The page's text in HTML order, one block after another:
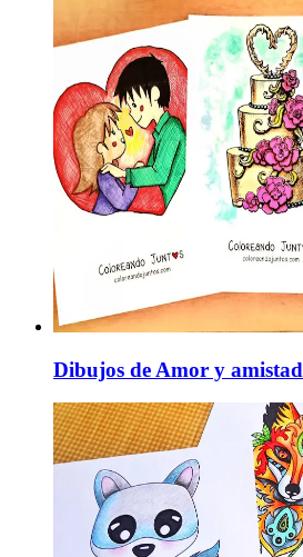
Dibujos de Amor y amistad